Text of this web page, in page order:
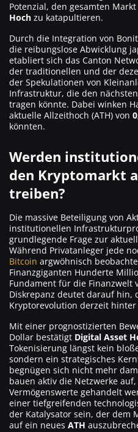
Potenzial, den gesamten
Hoch zu katapultieren.
Durch die Integration von
die reibungslose Abwicklung
etabliert sich das Canton
der traditionellen und der
der Spekulationen von
Infrastruktur, die den
tragen könnte. Dabei winken
aktuelle Allzeithoch (ATH) von
könnten.
Werden
den Kryptomarkt
treiben?
Die massive Beteiligung von
institutionellen
grundlegende Frage zur
Während Privatanleger jede
Bitcoin argwöhnisch
Finanzgiganten Hunderte
Fundament für die Finanzwelt
Diskrepanz deutet darauf hin,
Kryptorevolution derzeit
Mit einer prognostizierten
Dollar bestätigt Digital Asset
Tokenisierung längst kein
sondern ein strategisches
begnügen sich nicht mehr
bauen aktiv die Netzwerke
Vermögenswerte gehandelt
einer tiefgreifenden
der Katalysator sein, der dem
auf ein neues ATH